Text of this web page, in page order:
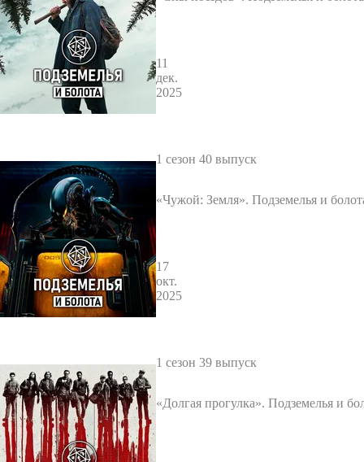
11
дек.
2025
1 сезон 40 выпуск
«Чужой: Земля». Подземелья и
17
окт.
2025
1 сезон 39 выпуск
«Долгая прогулка». Подземелья и